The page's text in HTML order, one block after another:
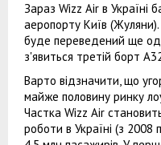
Зараз Wizz Air в Україні
аеропорту Київ
буде переведений ще
з'явиться третій борт
Варто відзначити, що
майже половину ринку
Частка Wizz Air
роботи в Україні (з 2008